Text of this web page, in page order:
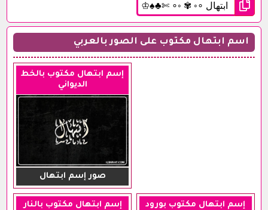
اسم ابتهال مكتوب على الصور بالعربي
إسم ابتهال مكتوب بالخط
الديواني
صور إسم ابتهال
إسم ابتهال مكتوب بورود
إسم ابتهال مكتوب بالنار